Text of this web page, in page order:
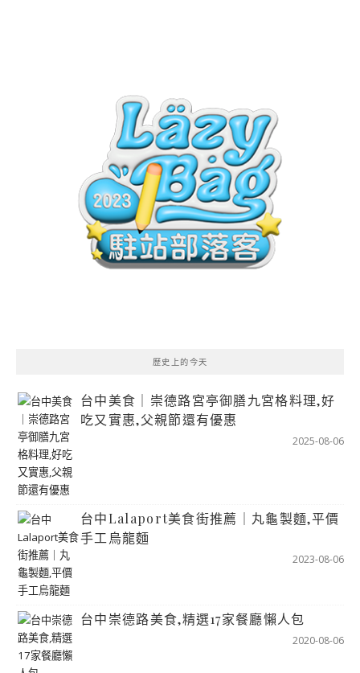
歷史上的今天
台中美食｜崇德路宮亭御膳九宮格料理,好
吃又實惠,父親節還有優惠
2025-08-06
台中Lalaport美食街推薦｜丸龜製麵,平價
手工烏龍麵
2023-08-06
台中崇德路美食,精選17家餐廳懶人包
2020-08-06